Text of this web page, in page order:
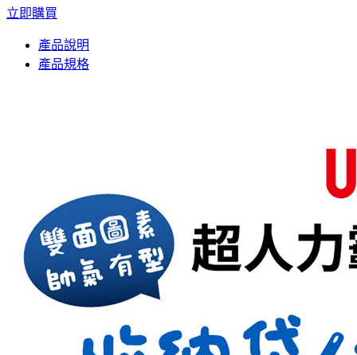
立即購買
產品說明
產品規格